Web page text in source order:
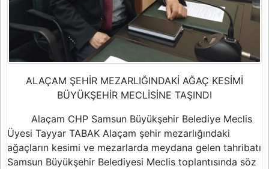
ALAÇAM ŞEHİR MEZARLIĞINDAKİ AĞAÇ KESİMİ
BÜYÜKŞEHİR MECLİSİNE TAŞINDI
Alaçam CHP Samsun Büyükşehir Belediye Meclis
Üyesi Tayyar TABAK Alaçam şehir mezarlığındaki
ağaçların kesimi ve mezarlarda meydana gelen tahribatı
Samsun Büyükşehir Belediyesi Meclis toplantısında söz